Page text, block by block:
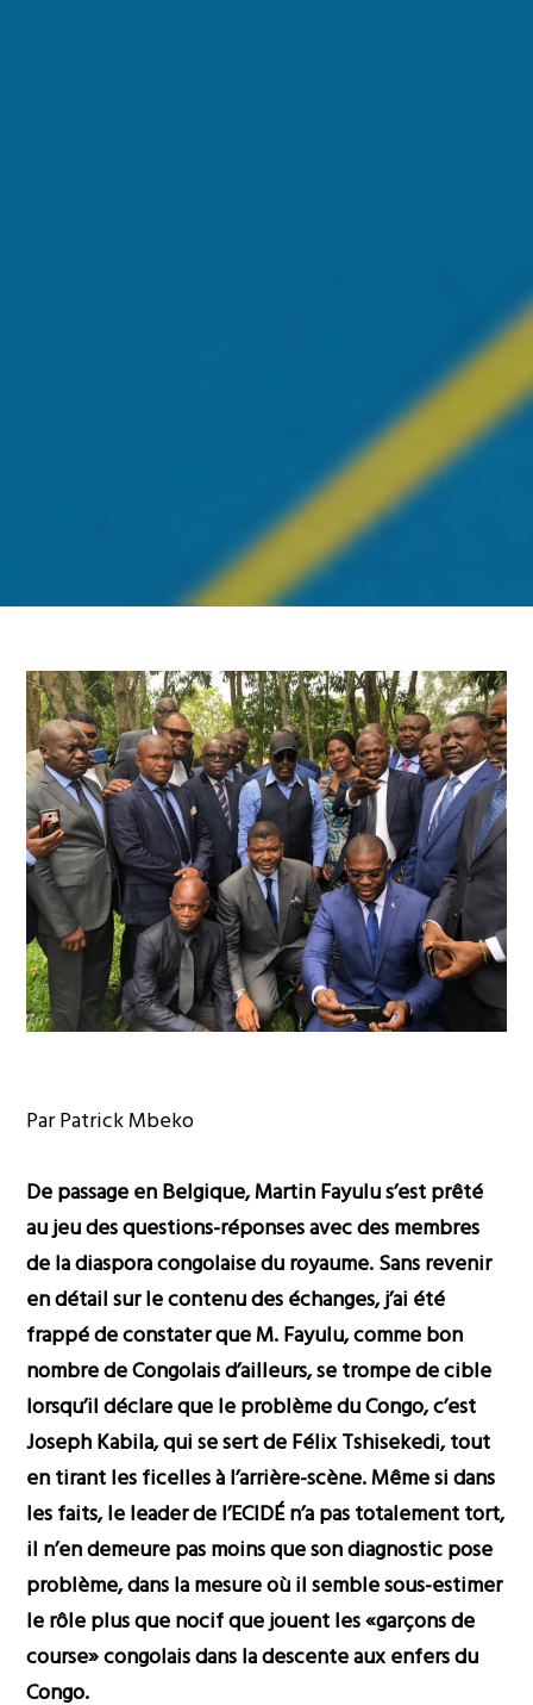
Par Patrick Mbeko
De passage en Belgique, Martin Fayulu s’est prêté
au jeu des questions-réponses avec des membres
de la diaspora congolaise du royaume. Sans revenir
en détail sur le contenu des échanges, j’ai été
frappé de constater que M. Fayulu, comme bon
nombre de Congolais d’ailleurs, se trompe de cible
lorsqu’il déclare que le problème du Congo, c’est
Joseph Kabila, qui se sert de Félix Tshisekedi, tout
en tirant les ficelles à l’arrière-scène. Même si dans
les faits, le leader de l’ECIDÉ n’a pas totalement tort,
il n’en demeure pas moins que son diagnostic pose
problème, dans la mesure où il semble sous-estimer
le rôle plus que nocif que jouent les «garçons de
course» congolais dans la descente aux enfers du
Congo.